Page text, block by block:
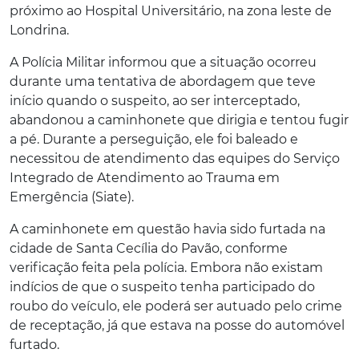
próximo ao Hospital Universitário, na zona leste de
Londrina.
A Polícia Militar informou que a situação ocorreu
durante uma tentativa de abordagem que teve
início quando o suspeito, ao ser interceptado,
abandonou a caminhonete que dirigia e tentou fugir
a pé. Durante a perseguição, ele foi baleado e
necessitou de atendimento das equipes do Serviço
Integrado de Atendimento ao Trauma em
Emergência (Siate).
A caminhonete em questão havia sido furtada na
cidade de Santa Cecília do Pavão, conforme
verificação feita pela polícia. Embora não existam
indícios de que o suspeito tenha participado do
roubo do veículo, ele poderá ser autuado pelo crime
de receptação, já que estava na posse do automóvel
furtado.